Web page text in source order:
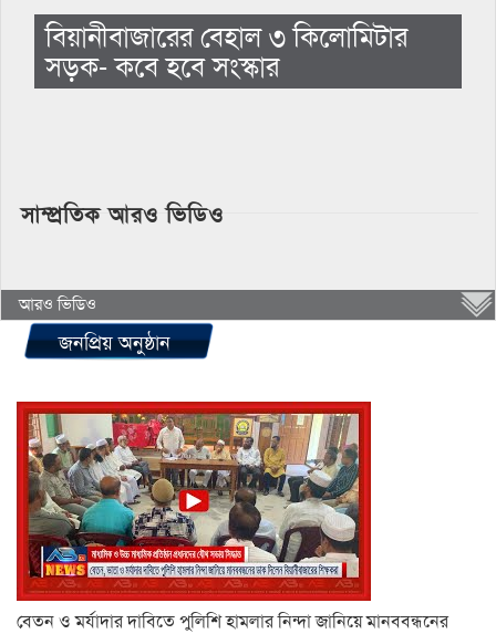
বিয়ানীবাজারের বেহাল ৩ কিলোমিটার
সড়ক- কবে হবে সংস্কার
সাম্প্রতিক আরও ভিডিও
আরও ভিডিও
জনপ্রিয় অনুষ্ঠান
বেতন ও মর্যাদার দাবিতে পুলিশি হামলার নিন্দা জানিয়ে মানববন্ধনের